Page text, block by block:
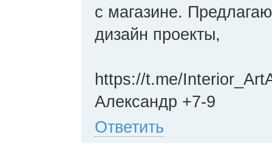
с магазине.
дизайн проекты,
https://t.me/
Александр +7-9
Ответить